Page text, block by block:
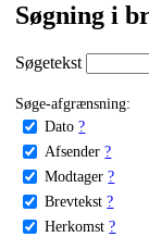
Søgning i
Søgetekst
Søge-afgrænsning:
Dato ?
Afsender ?
Modtager ?
Brevtekst ?
Herkomst ?